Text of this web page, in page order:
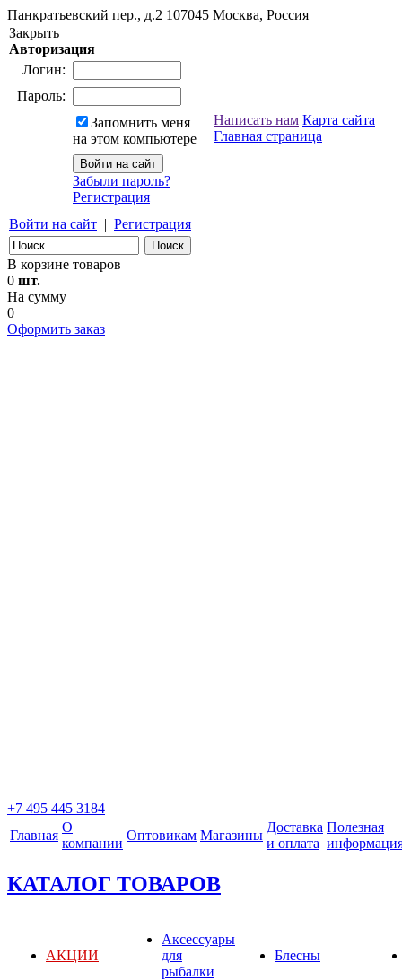
Панкратьевский пер., д.2 107045 Москва, Россия
Закрыть
Авторизация
Логин:
Пароль:
Запомнить меня
на этом компьютере
Забыли пароль?
Регистрация
Войти на сайт | Регистрация
Написать нам Карта сайта
Главная страница
В корзине товаров
0 шт.
На сумму
0
Оформить заказ
+7 495 445 3184
Главная
О
компании
Оптовикам Магазины
Доставка
и оплата
Полезная
КАТАЛОГ ТОВАРОВ
АКЦИИ
Аксессуары
для
рыбалки
Блесны